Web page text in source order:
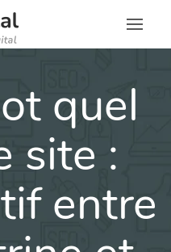
quel
site :
entre